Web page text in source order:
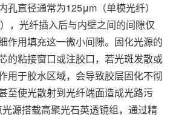
孔直径通常为125μm（单模光纤）
，光纤插入后与内壁之间的间隙仅
作用填充这一微小间隙。固化光源的
的粘接窗口或注胶口，若光斑发散或
用于胶水区域，会导致胶层固化不彻
至使光散射到光纤端面造成光路污
源搭载高聚光石英透镜组，通过精